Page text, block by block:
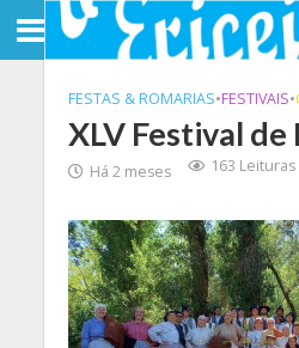
FESTAS & ROMARIAS•FESTIVAIS•
XLV Festival de
Há 2 meses 163 Leituras